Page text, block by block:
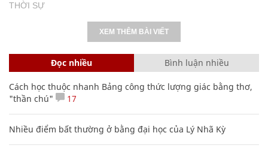
THỜI SỰ
XEM THÊM BÀI VIẾT
Đọc nhiều Bình luận nhiều
Cách học thuộc nhanh Bảng công thức lượng giác bằng thơ,
"thần chú"
17
Nhiều điểm bất thường ở bằng đại học của Lý Nhã Kỳ